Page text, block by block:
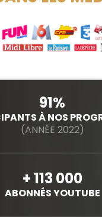
91%
À NOS
(ANNÉE 2022)
+ 113 000
ABONNÉS YOUTUBE